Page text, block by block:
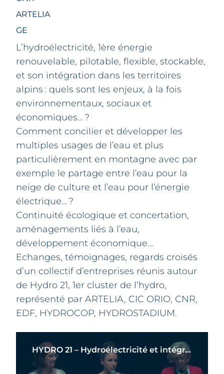
ARTELIA
GE
L’hydroélectricité, 1ère énergie
renouvelable, pilotable, flexible, stockable,
et son intégration dans les territoires
alpins : quels sont les enjeux, à la fois
environnementaux, sociaux et
économiques… ?
Comment concilier et développer les
multiples usages de l’eau et plus
particulièrement en montagne avec par
exemple le partage entre l’eau pour la
neige de culture et l’eau pour l’énergie
électrique… ?
Continuité écologique et concertation,
aménagements liés à l’eau,
développement économique…
Echanges, témoignages, regards croisés
d’un collectif d’entreprises réunis autour
de Hydro 21, 1er cluster de l’hydro,
représenté par ARTELIA, CIC ORIO, CNR,
EDF, HYDROCOP, HYDROSTADIUM.
HYDRO 21 – Hydroélectricité et intégration dans les territoires